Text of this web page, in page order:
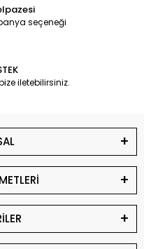
seçeneği
iletebilirsiniz.